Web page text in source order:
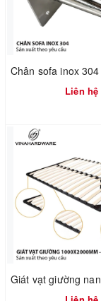
Liên hệ